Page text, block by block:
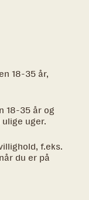
18-35 år,
18-35 år og
uger.
f.eks.
du er på